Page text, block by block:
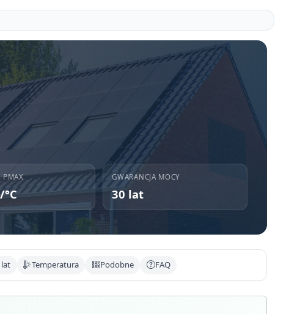
PMAX GWARANCJA MOCY
30 lat
Temperatura Podobne FAQ